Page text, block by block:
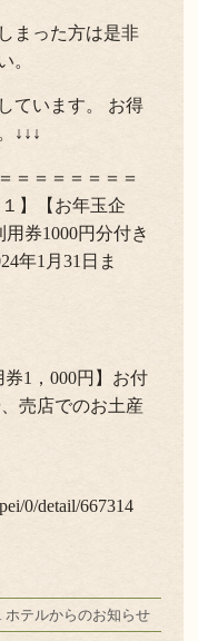
まった方は是非
。
ています。 お得
↓↓↓
＝＝＝＝＝＝＝
】【お年玉企
券1000円分付き
年1月31日ま
1，000円】お付
売店でのお土産
0/detail/667314
ホテルからのお知らせ